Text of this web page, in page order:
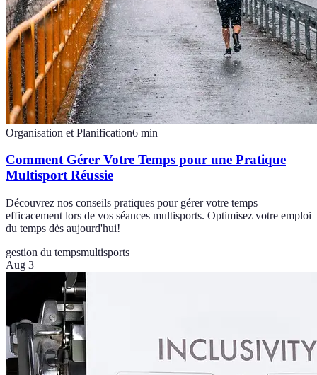
Organisation et Planification6 min
Comment Gérer Votre Temps pour une Pratique
Multisport Réussie
Découvrez nos conseils pratiques pour gérer votre temps
efficacement lors de vos séances multisports. Optimisez votre emploi
du temps dès aujourd'hui!
gestion du tempsmultisports
Aug 3